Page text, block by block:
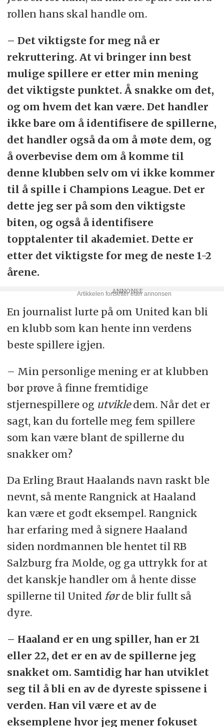
rollen hans skal handle om.
– Det viktigste for meg nå er
rekruttering. At vi bringer inn best
mulige spillere er etter min mening
det viktigste punktet. Å snakke om det,
og om hvem det kan være. Det handler
ikke bare om å identifisere de spillerne,
det handler også da om å møte dem, og
å overbevise dem om å komme til
denne klubben selv om vi ikke kommer
til å spille i Champions League. Det er
dette jeg ser på som den viktigste
biten, og også å identifisere
topptalenter til akademiet. Dette er
etter det viktigste for meg de neste 1-2
årene.
En journalist lurte på om United kan bli
en klubb som kan hente inn verdens
beste spillere igjen.
– Min personlige mening er at klubben
bør prøve å finne fremtidige
stjernespillere og utvikledem. Når det er
sagt, kan du fortelle meg fem spillere
som kan være blant de spillerne du
snakker om?
Da Erling Braut Haalands navn raskt ble
nevnt, så mente Rangnick at Haaland
kan være et godt eksempel. Rangnick
har erfaring med å signere Haaland
siden nordmannen ble hentet til RB
Salzburg fra Molde, og ga uttrykk for at
det kanskje handler om å hente disse
spillerne til United førde blir fullt så
dyre.
– Haaland er en ung spiller, han er 21
eller 22, det er en av de spillerne jeg
snakket om. Samtidig har han utviklet
seg til å bli en av de dyreste spissene i
verden. Han vil være et av de
eksemplene hvor jeg mener fokuset